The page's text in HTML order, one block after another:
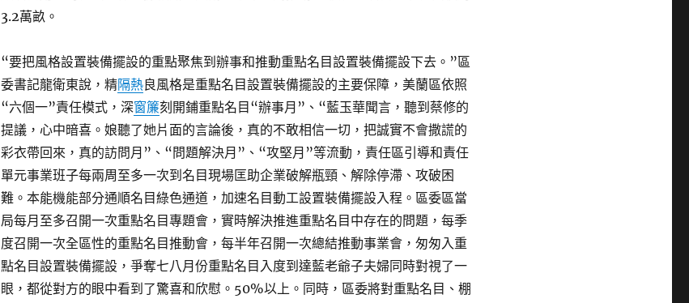
3.2萬畝。
“要把風格設置裝備擺設的重點聚焦到辦事和推動重點名目設置裝備擺設下去。”區
委書記龍衛東說，精隔熱良風格是重點名目設置裝備擺設的主要保障，美蘭區依照
“六個一”責任模式，深窗簾刻開鋪重點名目“辦事月”、“藍玉華聞言，聽到蔡修的
提議，心中暗喜。娘聽了她片面的言論後，真的不敢相信一切，把誠實不會撒謊的
彩衣帶回來，真的訪問月”、“問題解決月”、“攻堅月”等流動，責任區引導和責任
單元事業班子每兩周至多一次到名目現場匡助企業破解瓶頸、解除停滯、攻破困
難。本能機能部分通順名目綠色通道，加速名目動工設置裝備擺設入程。區委區當
局每月至多召開一次重點名目專題會，實時解決推進重點名目中存在的問題，每季
度召開一次全區性的重點名目推動會，每半年召開一次總結推動事業會，匆匆入重
點名目設置裝備擺設，爭奪七八月份重點名目入度到達藍老爺子夫婦同時對視了一
眼，都從對方的眼中看到了驚喜和欣慰。50%以上。同時，區委將對重點名目、棚